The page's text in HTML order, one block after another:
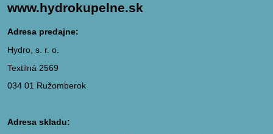
www.hydrokupelne.sk
Adresa predajne:
Hydro, s. r. o.
Textilná 2569
034 01 Ružomberok
Adresa skladu: